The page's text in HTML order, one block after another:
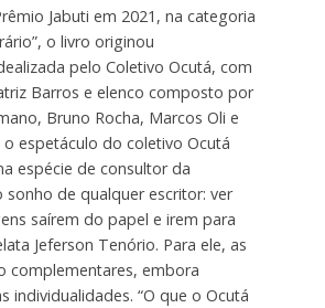
Jabuti em 2021, na categoria
o livro originou
pelo Coletivo Ocutá, com
Barros e elenco composto por
Bruno Rocha, Marcos Oli e
o espetáculo do coletivo Ocutá
espécie de consultor da
sonho de qualquer escritor: ver
saírem do papel e irem para
Jeferson Tenório. Para ele, as
complementares, embora
individualidades. “O que o Ocutá